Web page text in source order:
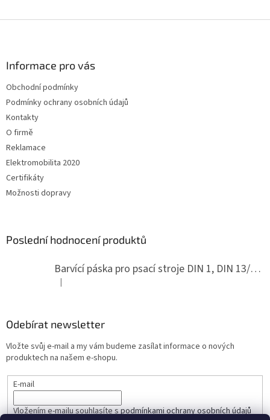
Informace pro vás
Obchodní podmínky
Podmínky ochrany osobních údajů
Kontakty
O firmě
Reklamace
Elektromobilita 2020
Certifikáty
Možnosti dopravy
Poslední hodnocení produktů
Barvící páska pro psací stroje DIN 1, DIN 13/10, LAND, PA červenočerná
Hodnocení produktu je 5 z 5 hvězdiček.
|
Odebírat newsletter
Vložte svůj e-mail a my vám budeme zasílat informace o nových
produktech na našem e-shopu.
E-mail
Vložením e-mailu souhlasíte spodmínkami ochrany osobních údajů